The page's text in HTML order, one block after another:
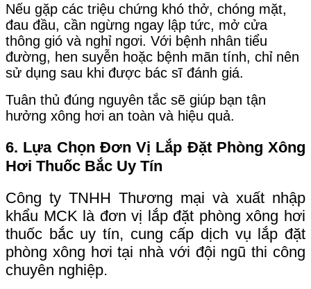
Nếu gặp các triệu chứng khó thở, chóng mặt,
đau đầu, cần ngừng ngay lập tức, mở cửa
thông gió và nghỉ ngơi. Với bệnh nhân tiểu
đường, hen suyễn hoặc bệnh mãn tính, chỉ nên
sử dụng sau khi được bác sĩ đánh giá.
Tuân thủ đúng nguyên tắc sẽ giúp bạn tận
hưởng xông hơi an toàn và hiệu quả.
6. Lựa Chọn Đơn Vị Lắp Đặt Phòng Xông
Hơi Thuốc Bắc Uy Tín
Công ty TNHH Thương mại và xuất nhập
khẩu MCK là đơn vị lắp đặt phòng xông hơi
thuốc bắc uy tín, cung cấp dịch vụ lắp đặt
phòng xông hơi tại nhà với đội ngũ thi công
chuyên nghiệp. ‌